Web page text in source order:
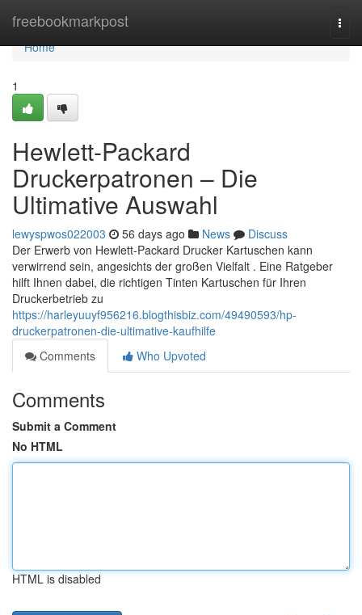
freebookmarkpost
Home
Home
1
Hewlett-Packard
Druckerpatronen – Die
Ultimative Auswahl
lewyspwos022003 56 days ago News
Discuss
Der Erwerb von Hewlett-Packard Drucker Kartuschen kann
verwirrend sein, angesichts der großen Vielfalt . Eine Ratgeber
hilft Ihnen dabei, die richtigen Tinten Kartuschen für Ihren
Druckerbetrieb zu
https://harleyuuyf956216.blogthisbiz.com/49490593/hp-
druckerpatronen-die-ultimative-kaufhilfe
Comments
Who Upvoted
Comments
Submit a Comment
No HTML
HTML is disabled